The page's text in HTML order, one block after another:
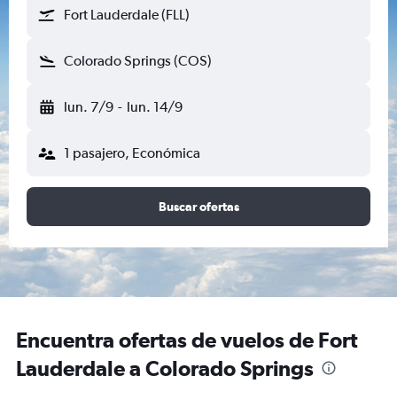
Fort Lauderdale (FLL)
Colorado Springs (COS)
lun. 7/9 - lun. 14/9
1 pasajero, Económica
Buscar ofertas
Encuentra ofertas de vuelos de Fort
Lauderdale a Colorado Springs